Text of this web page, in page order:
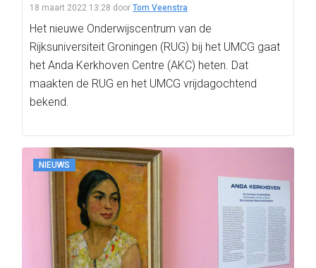
18 maart 2022 13:28 door Tom Veenstra
Het nieuwe Onderwijscentrum van de
Rijksuniversiteit Groningen (RUG) bij het UMCG gaat
het Anda Kerkhoven Centre (AKC) heten. Dat
maakten de RUG en het UMCG vrijdagochtend
bekend.
NIEUWS